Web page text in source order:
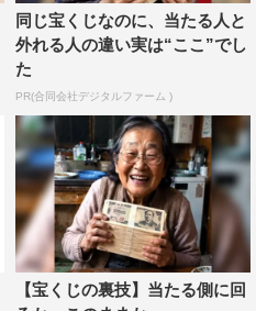
同じ宝くじなのに、当たる人と
外れる人の違い実は“ここ”でし
た
PR(合同会社デジタルファーム )
【宝くじの裏技】当たる側に回